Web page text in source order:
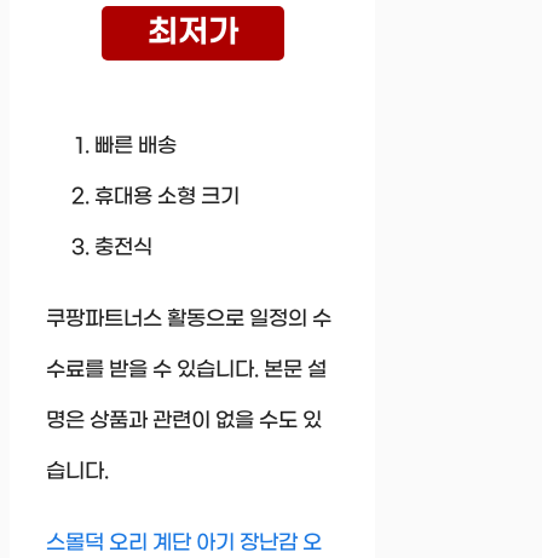
최저가
빠른 배송
휴대용 소형 크기
충전식
쿠팡파트너스 활동으로 일정의 수
수료를 받을 수 있습니다. 본문 설
명은 상품과 관련이 없을 수도 있
습니다.
스몰덕 오리 계단 아기 장난감 오